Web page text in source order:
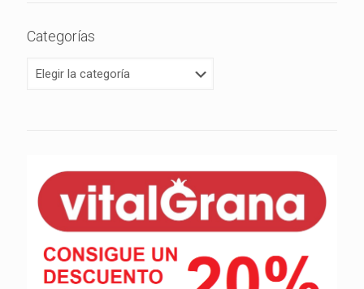
Categorías